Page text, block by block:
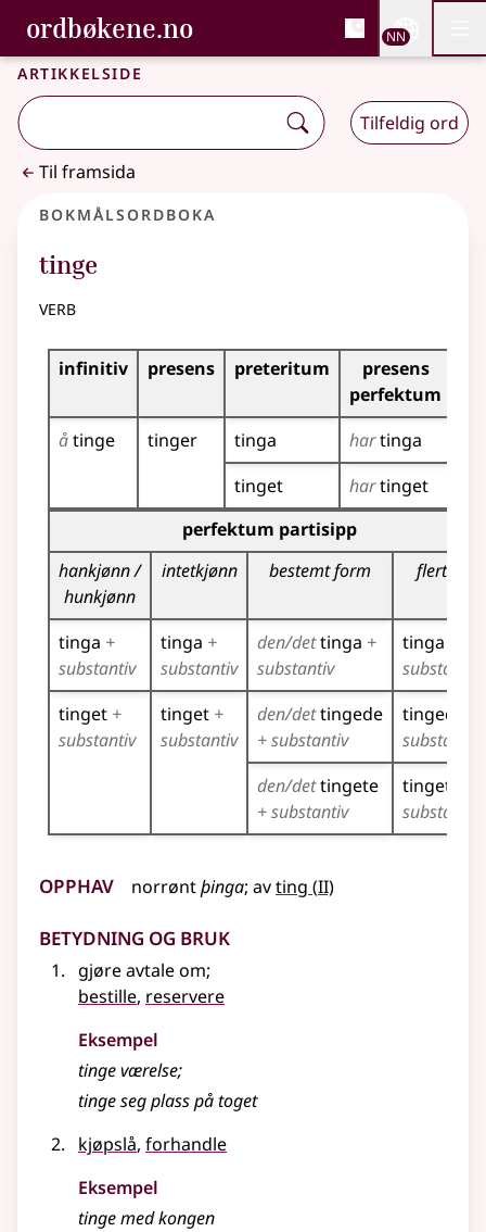
Gå til hovudinnhald
Tilgjenge
ordbøkene.no, Bokmålsordboka og
Bokmålsordboka og Nynorskordboka
NN
Artikkelside
Tilfeldig ord
Til framsida
Bokmålsordboka
tinge
verb
Bøyingstabell for dette verbet
infinitiv presens preteritum
presens
perfektum
åtinge tinger tinga hartinga
tinget
hartinget
Bøyingstabell for dette verbet (partisippformer)
perfektum partisipp
hankjønn /
hunkjønn
intetkjønn bestemt form flertall
tinga +
substantiv
tinga +
substantiv
den/dettinga +
substantiv
tinga
substantiv
tinget +
substantiv
tinget +
substantiv
den/dettingede
+ substantiv
tingede
substantiv
den/dettingete
+ substantiv
tingete
substantiv
Opphav norrøntþinga; avting (2
II)
Betydning og bruk
gjøre avtale om;
bestille, reservere
Eksempel
tingeværelse;
tinge seg plass på toget
kjøpslå, forhandle
Eksempel
tinge med kongen